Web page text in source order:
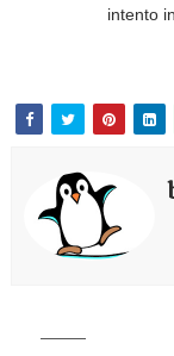
intento